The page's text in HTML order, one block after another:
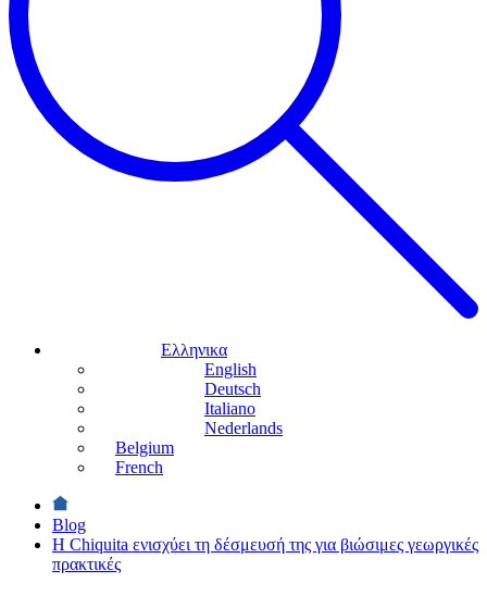
Ελληνικα
English
Deutsch
Italiano
Nederlands
Belgium
French
Blog
Η Chiquita ενισχύει τη δέσμευσή της για βιώσιμες γεωργικές
πρακτικές